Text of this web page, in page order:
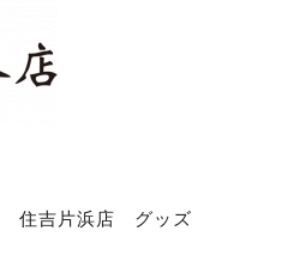
住吉片浜店 グッズ